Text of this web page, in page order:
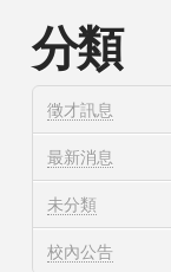
分類
徵才訊息
最新消息
未分類
校內公告